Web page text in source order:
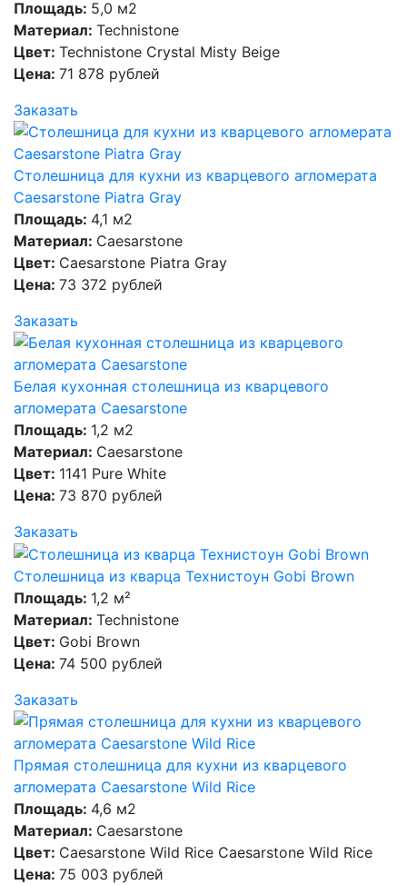
Площадь: 5,0 м2
Материал: Technistone
Цвет: Technistone Crystal Misty Beige
Цена: 71 878 рублей
Заказать
Столешница для кухни из кварцевого агломерата
Caesarstone Piatra Gray
Площадь: 4,1 м2
Материал: Caesarstone
Цвет: Caesarstone Piatra Gray
Цена: 73 372 рублей
Заказать
Белая кухонная столешница из кварцевого
агломерата Caesarstone
Площадь: 1,2 м2
Материал: Caesarstone
Цвет: 1141 Pure White
Цена: 73 870 рублей
Заказать
Столешница из кварца Технистоун Gobi Brown
Площадь: 1,2 м²
Материал: Technistone
Цвет: Gobi Brown
Цена: 74 500 рублей
Заказать
Прямая столешница для кухни из кварцевого
агломерата Caesarstone Wild Rice
Площадь: 4,6 м2
Материал: Caesarstone
Цвет: Caesarstone Wild Rice Caesarstone Wild Rice
Цена: 75 003 рублей